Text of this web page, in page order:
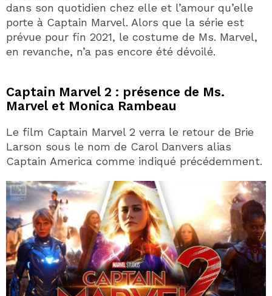
dans son quotidien chez elle et l’amour qu’elle
porte à Captain Marvel. Alors que la série est
prévue pour fin 2021, le costume de Ms. Marvel,
en revanche, n’a pas encore été dévoilé.
Captain Marvel 2 : présence de Ms.
Marvel et Monica Rambeau
Le film Captain Marvel 2 verra le retour de Brie
Larson sous le nom de Carol Danvers alias
Captain America comme indiqué précédemment.